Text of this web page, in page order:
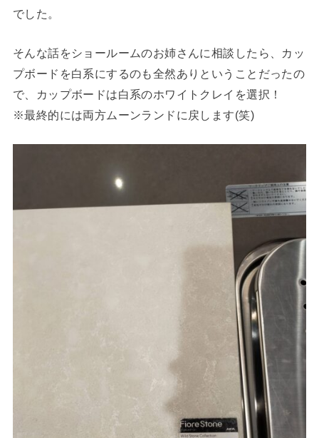
でした。
そんな話をショールームのお姉さんに相談したら、カッ
プボードを白系にするのも全然ありということだったの
で、カップボードは白系のホワイトクレイを選択！
※最終的には両方ムーンランドに戻します(笑)